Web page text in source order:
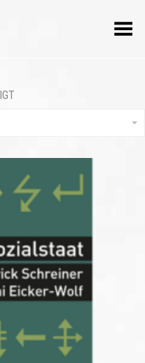
Menü umschalten